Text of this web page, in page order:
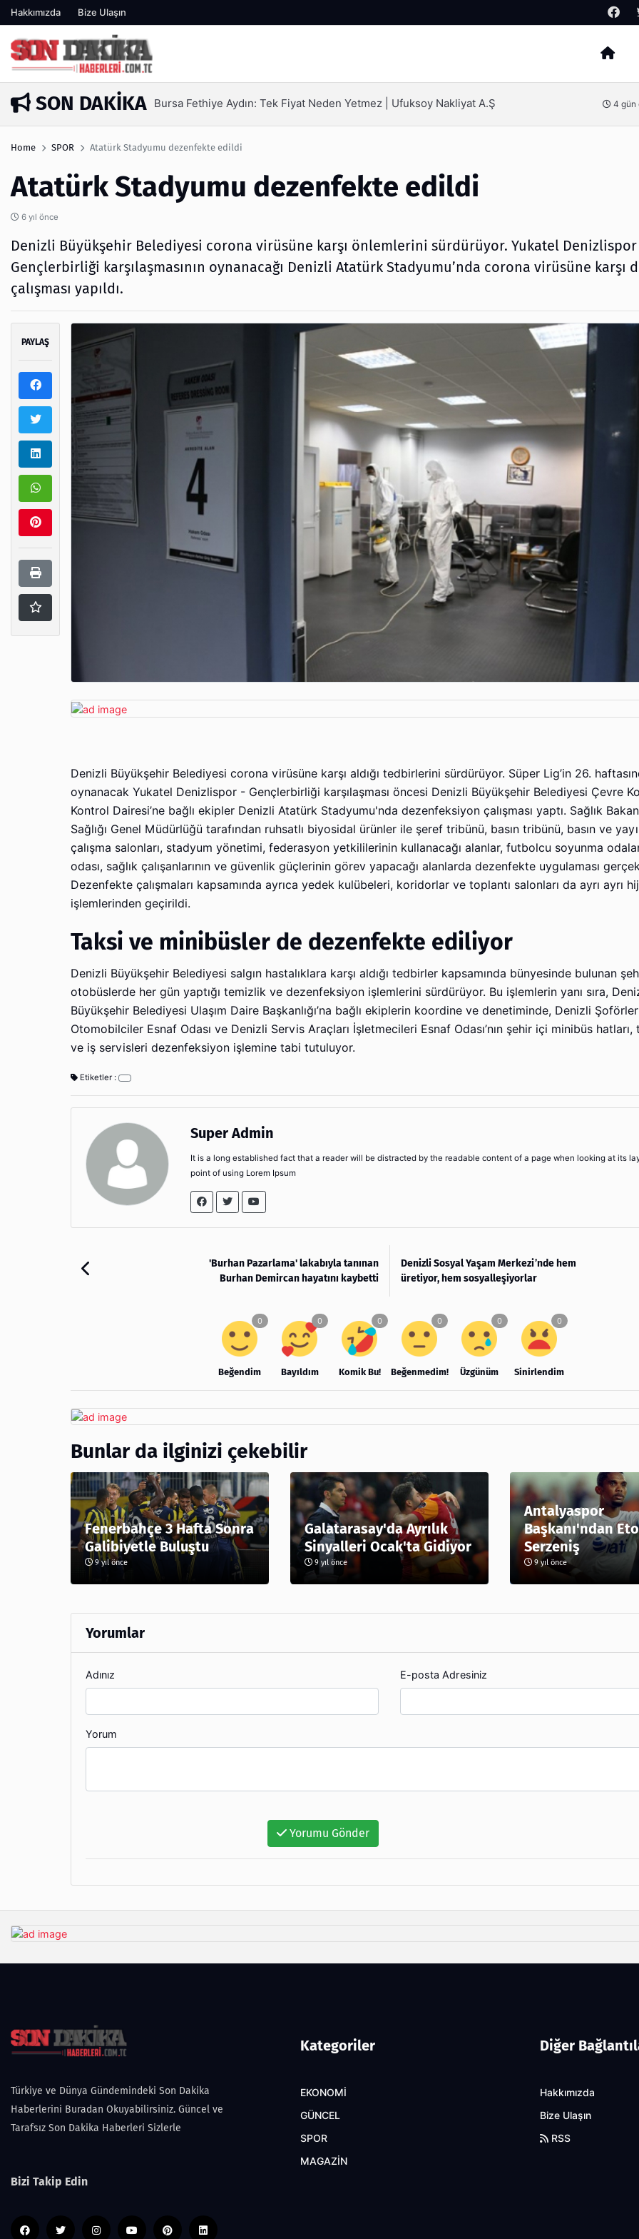
Hakkımızda Bize Ulaşın
Arama
SON DAKIKA
Yetmez | Ufuksoy Nakliyat A.Ş 4 gün önceSEO Hizmeti Alırken Kandırılmamak İçin Bilinmesi Gerekenler
Home SPOR Atatürk Stadyumu dezenfekte edildi
Atatürk Stadyumu dezenfekte edildi
6 yıl önce
Denizli Büyükşehir Belediyesi corona virüsüne karşı önlemlerini sürdürüyor. Yukatel
Gençlerbirliği karşılaşmasının oynanacağı Denizli Atatürk Stadyumu’nda corona virüsüne karşı
çalışması yapıldı.
PAYLAŞ
Denizli Büyükşehir Belediyesi corona virüsüne karşı aldığı tedbirlerini sürdürüyor. Süper Lig’in 26.
oynanacak Yukatel Denizlispor - Gençlerbirliği karşılaşması öncesi Denizli Büyükşehir Belediyesi Çevre
Kontrol Dairesi’ne bağlı ekipler Denizli Atatürk Stadyumu'nda dezenfeksiyon çalışması yaptı. Sağlık
Sağlığı Genel Müdürlüğü tarafından ruhsatlı biyosidal ürünler ile şeref tribünü, basın tribünü, basın ve
çalışma salonları, stadyum yönetimi, federasyon yetkililerinin kullanacağı alanlar, futbolcu soyunma
odası, sağlık çalışanlarının ve güvenlik güçlerinin görev yapacağı alanlarda dezenfekte uygulaması
Dezenfekte çalışmaları kapsamında ayrıca yedek kulübeleri, koridorlar ve toplantı salonları da ayrı ayrı
işlemlerinden geçirildi.
Taksi ve minibüsler de dezenfekte ediliyor
Denizli Büyükşehir Belediyesi salgın hastalıklara karşı aldığı tedbirler kapsamında bünyesinde bulunan
otobüslerde her gün yaptığı temizlik ve dezenfeksiyon işlemlerini sürdürüyor. Bu işlemlerin yanı sıra,
Büyükşehir Belediyesi Ulaşım Daire Başkanlığı’na bağlı ekiplerin koordine ve denetiminde, Denizli
Otomobilciler Esnaf Odası ve Denizli Servis Araçları İşletmecileri Esnaf Odası’nın şehir içi minibüs
ve iş servisleri dezenfeksiyon işlemine tabi tutuluyor.
Etiketler :
Super Admin
It is a long established fact that a reader will be distracted by the readable content of a page when looking at its
point of using Lorem Ipsum
'Burhan Pazarlama' lakabıyla tanınan
Burhan Demircan hayatını kaybetti
Denizli Sosyal Yaşam Merkezi’nde hem
üretiyor, hem sosyalleşiyorlar
Beğendim Bayıldım Komik Bu! Beğenmedim! Üzgünüm Sinirlendim
Bunlar da ilginizi çekebilir
Fenerbahçe 3 Hafta Sonra
Galibiyetle Buluştu
9 yıl önce
Galatarasay'da Ayrılık
Sinyalleri Ocak'ta Gidiyor
9 yıl önce
Antalyaspor
Başkanı'ndan
Serzeniş
9 yıl önce
Yorumlar
Adınız E-posta Adresiniz
Yorum
Yorumu Gönder
Türkiye ve Dünya Gündemindeki Son Dakika
Haberlerini Buradan Okuyabilirsiniz. Güncel ve
Tarafsız Son Dakika Haberleri Sizlerle
Bizi Takip Edin
Kategoriler
EKONOMİ
GÜNCEL
SPOR
MAGAZİN
Diğer
Hakkımızda
Bize Ulaşın
RSS